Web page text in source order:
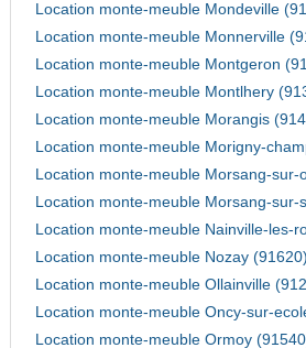
Location monte-meuble Mondeville
Location monte-meuble Monnerville
Location monte-meuble Montgeron
Location monte-meuble Montlhery
Location monte-meuble Morangis
Location monte-meuble Morigny-
Location monte-meuble Morsang-sur-
Location monte-meuble Morsang-sur-
Location monte-meuble Nainville-les-
Location monte-meuble Nozay (91620)
Location monte-meuble Ollainville
Location monte-meuble Oncy-sur-
Location monte-meuble Ormoy